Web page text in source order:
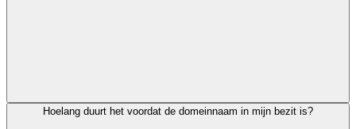
Hoelang duurt het voordat de domeinnaam in mijn bezit is?